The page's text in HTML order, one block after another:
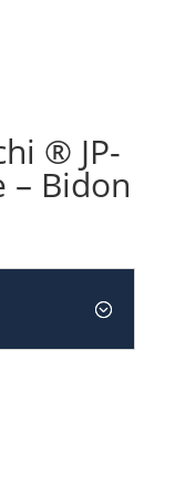
® JP-
– Bidon